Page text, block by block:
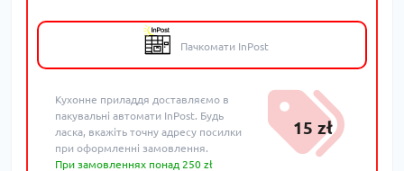
Пачкомати InPost
Кухонне приладдя доставляємо в
пакувальні автомати InPost. Будь
ласка, вкажіть точну адресу посилки
при оформленні замовлення.
При замовленнях понад 250 zł
15 zł